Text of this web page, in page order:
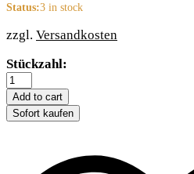
Status:3 in stock
zzgl. Versandkosten
Trixie
Latex-
Seestern
-
23
Stückzahl:
Add to cart
Sofort kaufen